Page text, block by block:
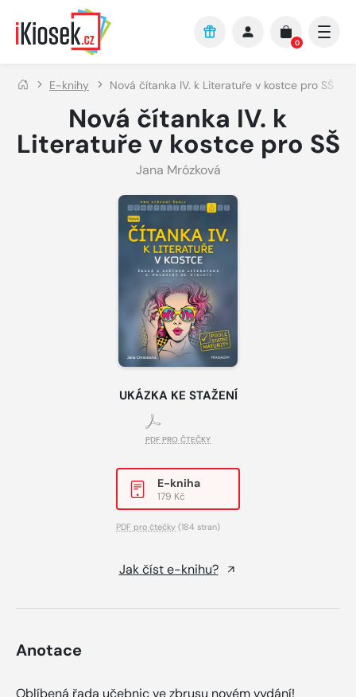
Přejít na hlavní obsah
0
E-knihy Nová čítanka IV. k Literatuře v kostce pro SŠ
Nová čítanka IV. k
Literatuře v kostce pro SŠ
Jana Mrózková
UKÁZKA KE STAŽENÍ
PDF PRO ČTEČKY
E-kniha
179 Kč
PDF pro čtečky (184 stran)
Jak číst e-knihu?
Anotace